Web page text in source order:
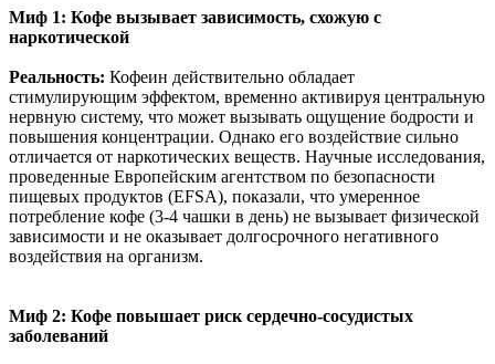
Миф 1: Кофе вызывает зависимость, схожую с
наркотической
Реальность: Кофеин действительно обладает
стимулирующим эффектом, временно активируя центральную
нервную систему, что может вызывать ощущение бодрости и
повышения концентрации. Однако его воздействие сильно
отличается от наркотических веществ. Научные исследования,
проведенные Европейским агентством по безопасности
пищевых продуктов (EFSA), показали, что умеренное
потребление кофе (3-4 чашки в день) не вызывает физической
зависимости и не оказывает долгосрочного негативного
воздействия на организм.
Миф 2: Кофе повышает риск сердечно-сосудистых
заболеваний